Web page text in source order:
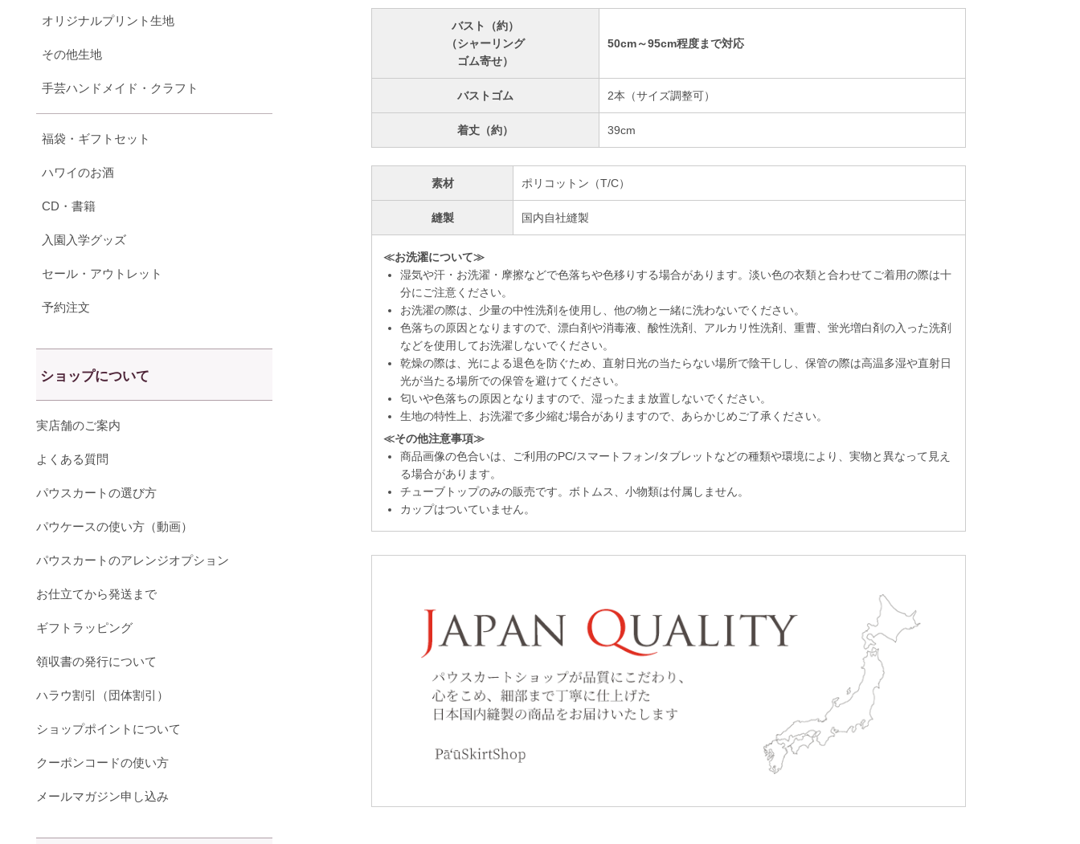
バスト（約）
（シャーリング
ゴム寄せ）
50cm～95cm程度まで対応
バストゴム 2本（サイズ調整可）
着丈（約） 39cm
素材 ポリコットン（T/C）
縫製 国内自社縫製
≪お洗濯について≫
湿気や汗・お洗濯・摩擦などで色落ちや色移りする場合があります。淡い色の衣類と合わせてご着用の際は十
分にご注意ください。
お洗濯の際は、少量の中性洗剤を使用し、他の物と一緒に洗わないでください。
色落ちの原因となりますので、漂白剤や消毒液、酸性洗剤、アルカリ性洗剤、重曹、蛍光増白剤の入った洗剤
などを使用してお洗濯しないでください。
乾燥の際は、光による退色を防ぐため、直射日光の当たらない場所で陰干しし、保管の際は高温多湿や直射日
光が当たる場所での保管を避けてください。
匂いや色落ちの原因となりますので、湿ったまま放置しないでください。
生地の特性上、お洗濯で多少縮む場合がありますので、あらかじめご了承ください。
≪その他注意事項≫
商品画像の色合いは、ご利用のPC/スマートフォン/タブレットなどの種類や環境により、実物と異なって見え
る場合があります。
チューブトップのみの販売です。ボトムス、小物類は付属しません。
カップはついていません。
オリジナルプリント生地
その他生地
手芸ハンドメイド・クラフト
福袋・ギフトセット
ハワイのお酒
CD・書籍
入園入学グッズ
セール・アウトレット
予約注文
ショップについて
実店舗のご案内
よくある質問
パウスカートの選び方
パウケースの使い方（動画）
パウスカートのアレンジオプション
お仕立てから発送まで
ギフトラッピング
領収書の発行について
ハラウ割引（団体割引）
ショップポイントについて
クーポンコードの使い方
メールマガジン申し込み